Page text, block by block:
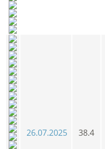
26.07.2025 38.4